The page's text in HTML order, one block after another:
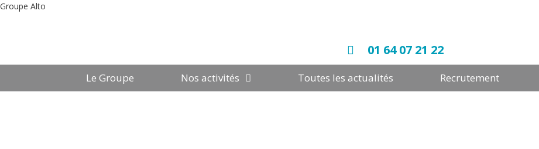
Groupe Alto
01 64 07 21 22
Le Groupe Nos activités Toutes les actualités Recrutement